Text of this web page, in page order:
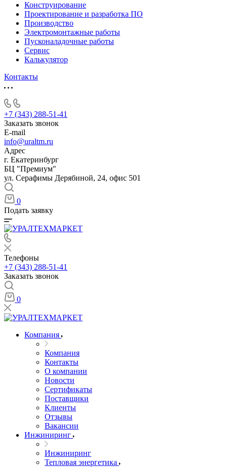
Конструирование
Проектирование и разработка ПО
Производство
Электромонтажные работы
Пусконаладочные работы
Сервис
Калькулятор
Контакты
+7 (343) 288-51-41
Заказать звонок
E-mail
info@uraltm.ru
Адрес
г. Екатеринбург
БЦ "Премиум"
ул. Серафимы Дерябиной, 24, офис 501
0
Подать заявку
Телефоны
+7 (343) 288-51-41
Заказать звонок
0
Компания
Компания
Контакты
О компании
Новости
Сертификаты
Поставщики
Клиенты
Отзывы
Вакансии
Инжиниринг
Инжиниринг
Тепловая энергетика